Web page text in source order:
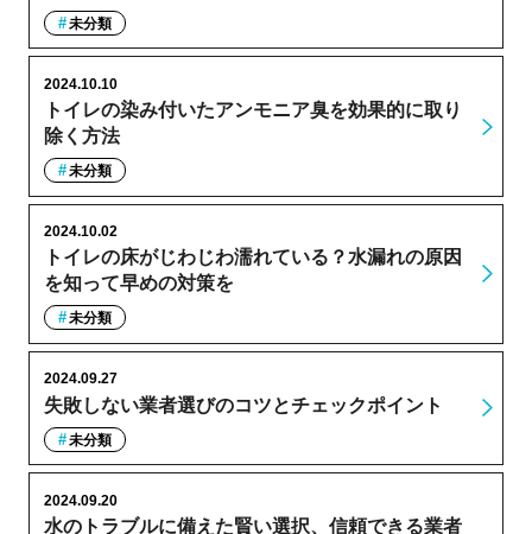
未分類
トイレの染み付いたアンモニア臭を効果的に取り
除く方法
2024.10.10
未分類
トイレの床がじわじわ濡れている？水漏れの原因
を知って早めの対策を
2024.10.02
未分類
失敗しない業者選びのコツとチェックポイント
2024.09.27
未分類
水のトラブルに備えた賢い選択、信頼できる業者
2024.09.20